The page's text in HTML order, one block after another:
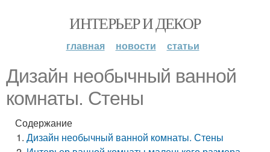
ИНТЕРЬЕР И ДЕКОР
главная новости статьи
Дизайн необычный ванной
комнаты. Стены
Содержание
Дизайн необычный ванной комнаты. Стены